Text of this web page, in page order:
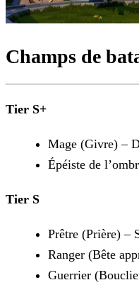
Champs de
Tier S+
Mage (Givre) –
Épéiste de
Tier S
Prêtre (Prière) –
Ranger (Bête
Guerrier